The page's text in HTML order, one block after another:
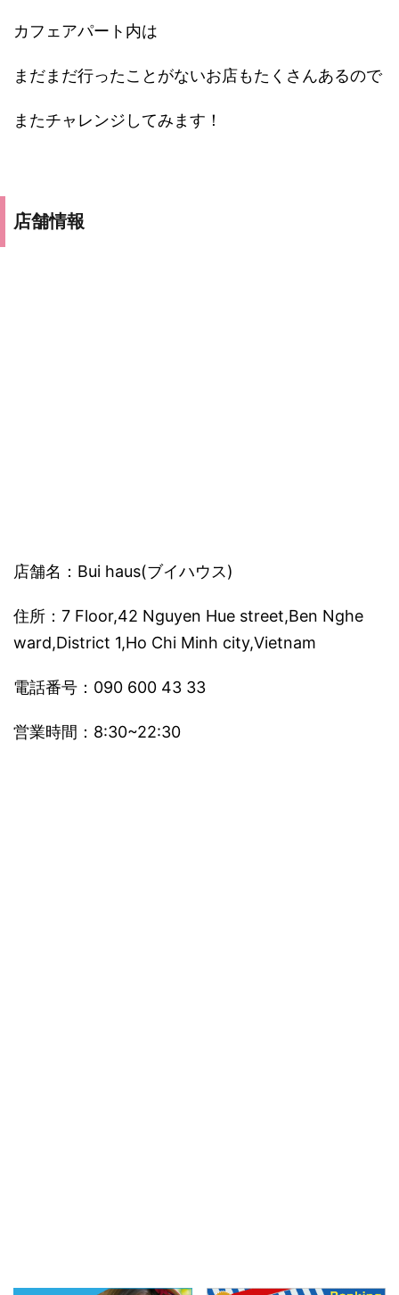
カフェアパート内は
まだまだ行ったことがないお店もたくさんあるので
またチャレンジしてみます！
店舗情報
店舗名：Bui haus(ブイハウス)
住所：7 Floor,42 Nguyen Hue street,Ben Nghe
ward,District 1,Ho Chi Minh city,Vietnam
電話番号：090 600 43 33
営業時間：8:30~22:30